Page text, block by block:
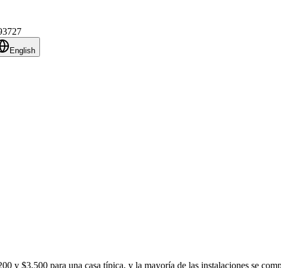
English
y $3,500 para una casa típica, y la mayoría de las instalaciones se